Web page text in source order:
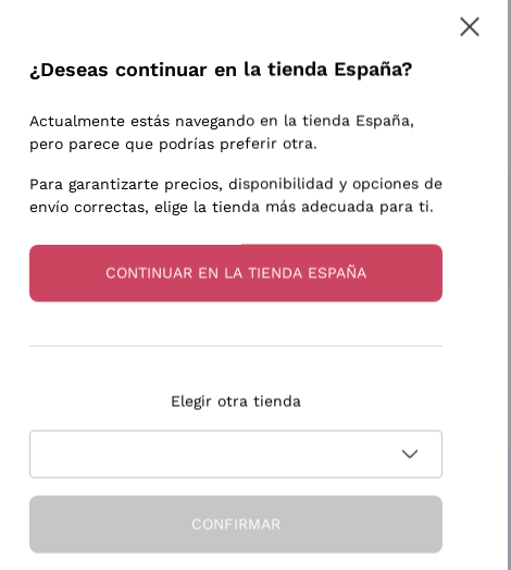
Biondi Santi
Argiolas
Zenato
Ca' dei Frati
Sancerre
Pinot Gris
Sauvignon
Suscribirme
más información, lee nuestraPolítica de privacidad
¿Deseas continuar en la tienda España?
Actualmente estás navegando en la tienda España,
pero parece que podrías preferir otra.
Para garantizarte precios, disponibilidad y opciones de
envío correctas, elige la tienda más adecuada para ti.
CONTINUAR EN LA TIENDA ESPAÑA
Elegir otra tienda
CONFIRMAR